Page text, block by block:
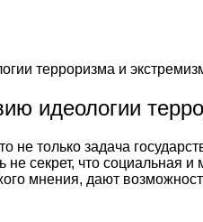
терроризма и
идеологии
не только задача
секрет, что социальная
мнения, дают